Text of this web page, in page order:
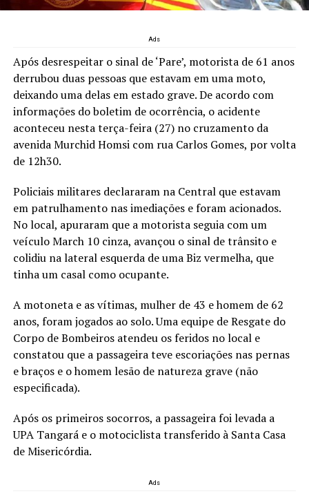
Ads
Após desrespeitar o sinal de ‘Pare’, motorista de 61 anos
derrubou duas pessoas que estavam em uma moto,
deixando uma delas em estado grave. De acordo com
informações do boletim de ocorrência, o acidente
aconteceu nesta terça-feira (27) no cruzamento da
avenida Murchid Homsi com rua Carlos Gomes, por volta
de 12h30.
Policiais militares declararam na Central que estavam
em patrulhamento nas imediações e foram acionados.
No local, apuraram que a motorista seguia com um
veículo March 10 cinza, avançou o sinal de trânsito e
colidiu na lateral esquerda de uma Biz vermelha, que
tinha um casal como ocupante.
A motoneta e as vítimas, mulher de 43 e homem de 62
anos, foram jogados ao solo. Uma equipe de Resgate do
Corpo de Bombeiros atendeu os feridos no local e
constatou que a passageira teve escoriações nas pernas
e braços e o homem lesão de natureza grave (não
especificada).
Após os primeiros socorros, a passageira foi levada a
UPA Tangará e o motociclista transferido à Santa Casa
de Misericórdia.
Ads